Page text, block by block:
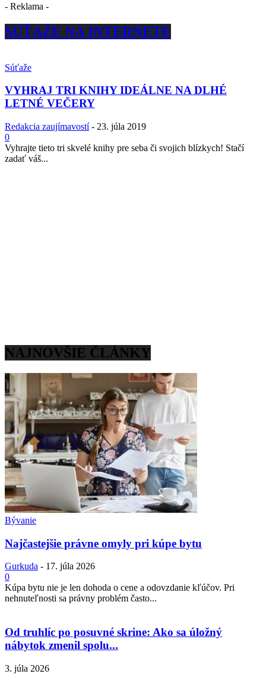
- Reklama -
SÚŤAŽE NA INTERNETE
Súťaže
VYHRAJ TRI KNIHY IDEÁLNE NA DLHÉ
LETNÉ VEČERY
Redakcia zaujímavostí - 23. júla 2019
0
Vyhrajte tieto tri skvelé knihy pre seba či svojich blízkych! Stačí
zadať váš...
NAJNOVŠIE ČLÁNKY
Bývanie
Najčastejšie právne omyly pri kúpe bytu
Gurkuda - 17. júla 2026
0
Kúpa bytu nie je len dohoda o cene a odovzdanie kľúčov. Pri
nehnuteľnosti sa právny problém často...
Od truhlíc po posuvné skrine: Ako sa úložný
nábytok zmenil spolu...
3. júla 2026